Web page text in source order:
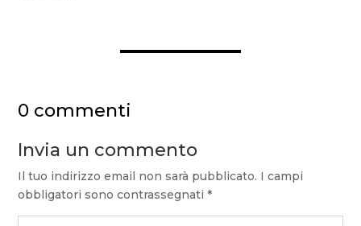
0 commenti
Invia un commento
Il tuo indirizzo email non sarà pubblicato. I campi
obbligatori sono contrassegnati*